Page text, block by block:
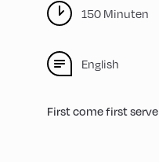
150 Minuten
English
First come first serve